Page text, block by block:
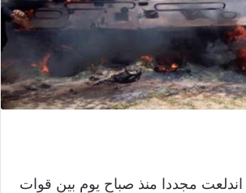
مجددا منذ صباح يوم بين قوات